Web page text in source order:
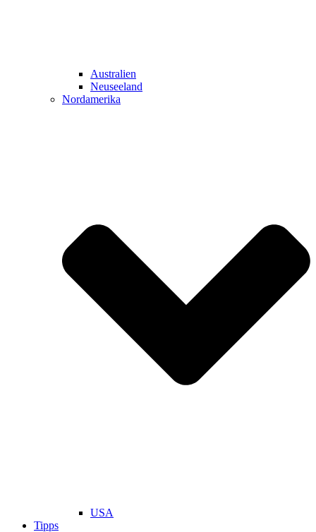
Australien
Neuseeland
Nordamerika
USA
Tipps